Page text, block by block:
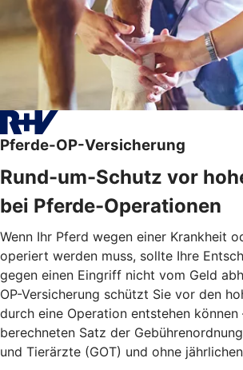
Pferde-OP-Versicherung
Rund-um-Schutz vor
bei Pferde-Operationen
Wenn Ihr Pferd wegen einer Krankheit
operiert werden muss, sollte Ihre
gegen einen Eingriff nicht vom Geld
OP-Versicherung schützt Sie vor den
durch eine Operation entstehen können
berechneten Satz der
und Tierärzte (GOT) und ohne